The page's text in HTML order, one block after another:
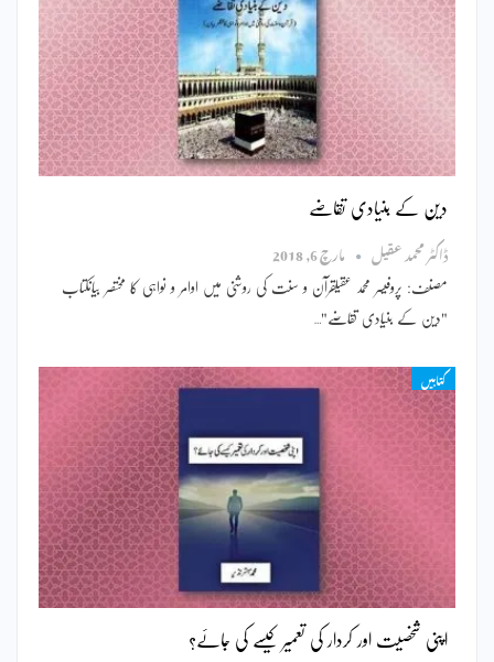
دین کے بنیادی تقاضے
ڈاکٹر محمد عقیل مارچ 6, 2018
مصنف: پروفیسر محمد عقیلقرآن و سنت کی روشنی میں اوامر و نواہی کا مختصر بیانکتاب
"دین کے بنیادی تقاضے"…
کتابیں
اپنی شخصیت اور کردار کی تعمیر کیسے کی جائے؟